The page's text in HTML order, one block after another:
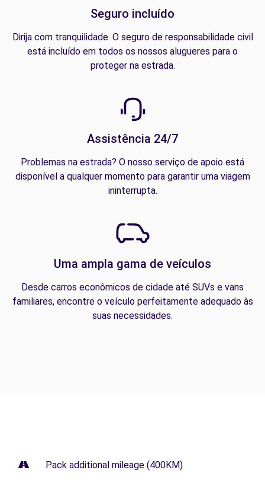
Seguro incluído
Dirija com tranquilidade. O seguro de responsabilidade civil
está incluído em todos os nossos alugueres para o
proteger na estrada.
Assistência 24/7
Problemas na estrada? O nosso serviço de apoio está
disponível a qualquer momento para garantir uma viagem
ininterrupta.
Uma ampla gama de veículos
Desde carros econômicos de cidade até SUVs e vans
familiares, encontre o veículo perfeitamente adequado às
suas necessidades.
Pack additional mileage (400KM)